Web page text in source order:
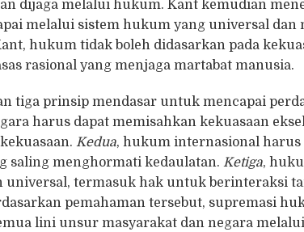
dijaga melalui hukum. Kant kemudian
melalui sistem hukum yang universal dan
hukum tidak boleh didasarkan pada
rasional yang menjaga martabat manusia.
tiga prinsip mendasar untuk mencapai
harus dapat memisahkan kekuasaan
Kedua, hukum internasional harus
saling menghormati kedaulatan.Ketiga,
universal, termasuk hak untuk berinteraksi
pemahaman tersebut, supremasi
lini unsur masyarakat dan negara